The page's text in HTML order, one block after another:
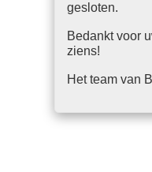
gesloten.
Bedankt voor
ziens!
Het team van